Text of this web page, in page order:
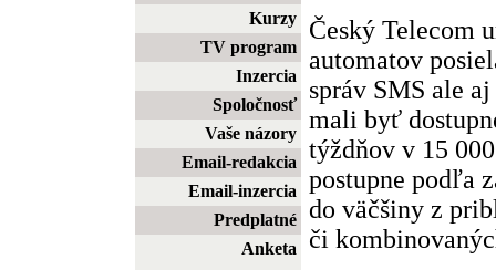
Kurzy
TV program
Inzercia
Spoločnosť
Vaše názory
Email-redakcia
Email-inzercia
Predplatné
Anketa
Český Telecom
automatov
správ SMS ale
mali byť
týždňov v 15
postupne podľa
do väčšiny z
či